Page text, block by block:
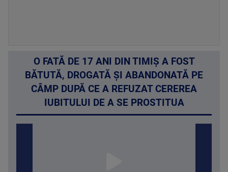
O FATĂ DE 17 ANI DIN TIMIȘ A FOST
BĂTUTĂ, DROGATĂ ȘI ABANDONATĂ PE
CÂMP DUPĂ CE A REFUZAT CEREREA
IUBITULUI DE A SE PROSTITUA